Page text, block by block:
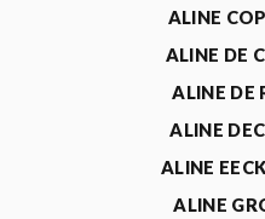
ALINE
ALINE DE
ALINE DE
ALINE
ALINE
ALINE